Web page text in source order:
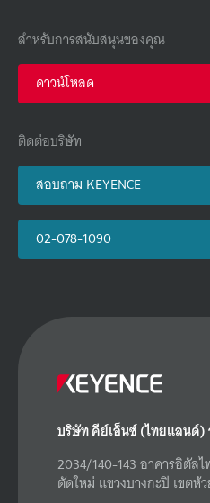
สำหรับการสนับสนุนของคุณ
ดาวน์โหลด
ติดต่อบริษัท
สอบถาม KEYENCE
02-078-1090
บริษัท คีย์เอ็นซ์ (ไทยแลนด์)
2034/140-143 อาคารอิตัล
ตัดใหม่ แขวงบางกะปิ เขตห้